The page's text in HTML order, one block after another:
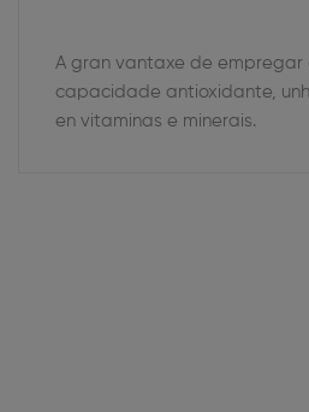
A gran vantaxe de empregar
capacidade antioxidante,
en vitaminas e minerais.